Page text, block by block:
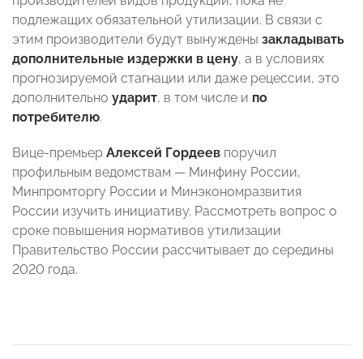
подлежащих обязательной утилизации. В связи с
этим производители будут вынуждены закладывать
дополнительные издержки в цену, а в условиях
прогнозируемой стагнации или даже рецессии, это
дополнительно ударит, в том числе и по
потребителю.
Вице-премьер Алексей Гордеев поручил
профильным ведомствам — Минфину России,
Минпромторгу России и Минэкономразвития
России изучить инициативу. Рассмотреть вопрос о
сроке повышения нормативов утилизации
Правительство России рассчитывает до середины
2020 года.